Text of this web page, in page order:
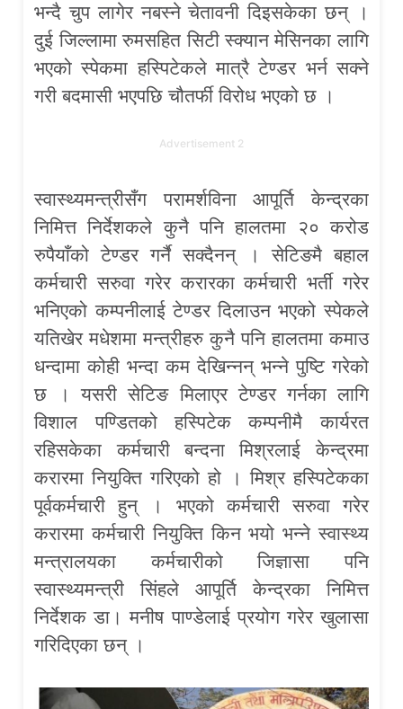
भन्दै चुप लागेर नबस्ने चेतावनी दिइसकेका छन् ।
दुई जिल्लामा रुमसहित सिटी स्क्यान मेसिनका लागि
भएको स्पेकमा हस्पिटेकले मात्रै टेण्डर भर्न सक्ने
गरी बदमासी भएपछि चौतर्फी विरोध भएको छ ।
Advertisement 2
स्वास्थ्यमन्त्रीसँग परामर्शविना आपूर्ति केन्द्रका
निमित्त निर्देशकले कुनै पनि हालतमा २० करोड
रुपैयाँको टेण्डर गर्नै सक्दैनन् । सेटिङमै बहाल
कर्मचारी सरुवा गरेर करारका कर्मचारी भर्ती गरेर
भनिएको कम्पनीलाई टेण्डर दिलाउन भएको स्पेकले
यतिखेर मधेशमा मन्त्रीहरु कुनै पनि हालतमा कमाउ
धन्दामा कोही भन्दा कम देखिन्नन् भन्ने पुष्टि गरेको
छ । यसरी सेटिङ मिलाएर टेण्डर गर्नका लागि
विशाल पण्डितको हस्पिटेक कम्पनीमै कार्यरत
रहिसकेका कर्मचारी बन्दना मिश्रलाई केन्द्रमा
करारमा नियुक्ति गरिएको हो । मिश्र हस्पिटेकका
पूर्वकर्मचारी हुन् । भएको कर्मचारी सरुवा गरेर
करारमा कर्मचारी नियुक्ति किन भयो भन्ने स्वास्थ्य
मन्त्रालयका कर्मचारीको जिज्ञासा पनि
स्वास्थ्यमन्त्री सिंहले आपूर्ति केन्द्रका निमित्त
निर्देशक डा। मनीष पाण्डेलाई प्रयोग गरेर खुलासा
गरिदिएका छन् ।